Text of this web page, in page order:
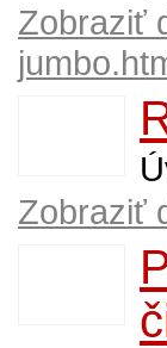
Zobraziť
Zobraziť